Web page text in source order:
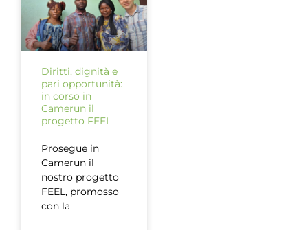
Diritti, dignità e
pari opportunità:
in corso in
Camerun il
progetto FEEL
Prosegue in
Camerun il
nostro progetto
FEEL, promosso
con la